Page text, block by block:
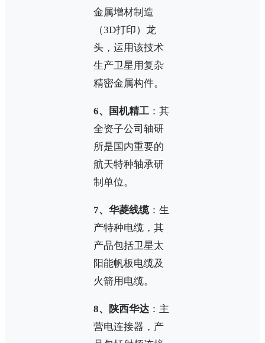
金属增材制造
（3D打印）龙
头，运用该技术
生产卫星用复杂
精密金属构件。
6、国机精工 ：其
全资子公司轴研
所是国内重要的
航天特种轴承研
制单位。
7、华菱线缆：生
产特种电缆，其
产品包括卫星太
阳能帆板电缆及
火箭用电缆。
8、陕西华达 ：主
营电连接器，产